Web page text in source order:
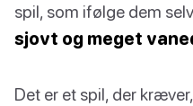
spil, som ifølge dem
sjovt og meget
Det er et spil, der